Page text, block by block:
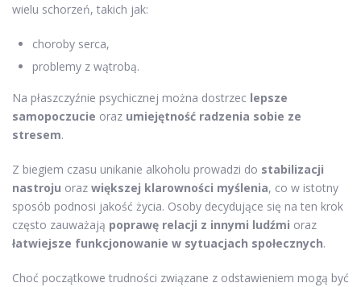
wielu schorzeń, takich jak:
choroby serca,
problemy z wątrobą.
Na płaszczyźnie psychicznej można dostrzec lepsze
samopoczucie oraz umiejętność radzenia sobie ze
stresem.
Z biegiem czasu unikanie alkoholu prowadzi do stabilizacji
nastroju oraz większej klarowności myślenia, co w istotny
sposób podnosi jakość życia. Osoby decydujące się na ten krok
często zauważają poprawę relacji z innymi ludźmi oraz
łatwiejsze funkcjonowanie w sytuacjach społecznych.
Choć początkowe trudności związane z odstawieniem mogą być